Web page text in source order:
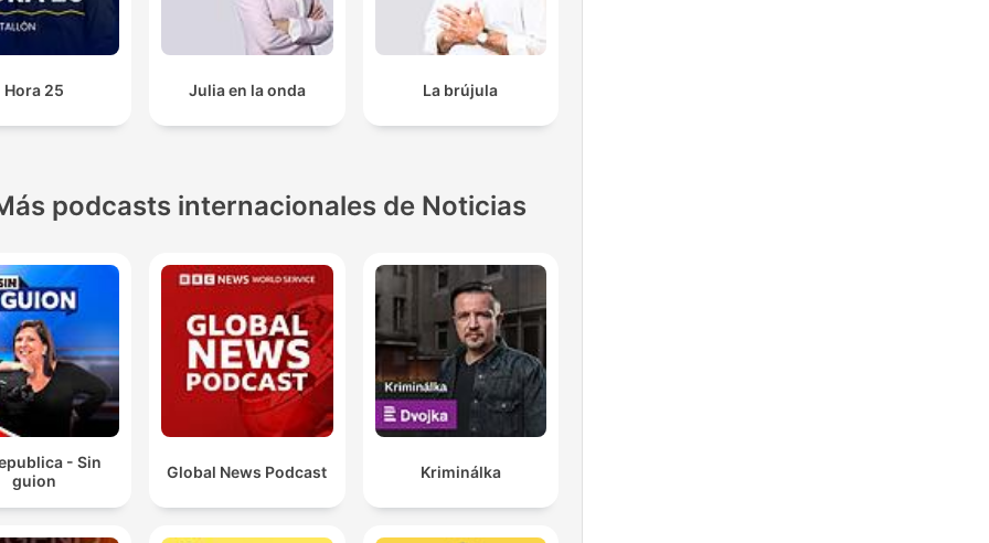
Hora 25 Julia en la onda La brújula
podcasts internacionales de Noticias
- Sin
guion
Global News Podcast Kriminálka